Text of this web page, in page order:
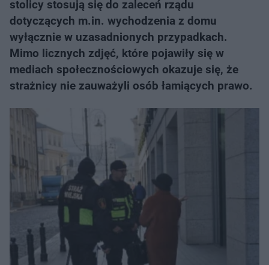
stolicy stosują się do zaleceń rządu
dotyczących m.in. wychodzenia z domu
wyłącznie w uzasadnionych przypadkach.
Mimo licznych zdjęć, które pojawiły się w
mediach społecznościowych okazuje się, że
strażnicy nie zauważyli osób łamiących prawo.